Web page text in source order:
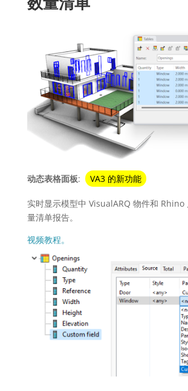
动态表格面板: VA3 的新功能
实时显示模型中 VisualARQ 物件和 Rhino
量清单报告。
视频教程。